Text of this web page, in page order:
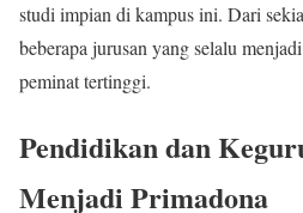
studi impian di kampus ini. Dari
beberapa jurusan yang selalu
peminat tertinggi.
Pendidikan dan
Menjadi Primadona